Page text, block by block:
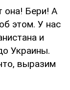
она! Бери! А
этом. У нас
и
Украины.
выразим